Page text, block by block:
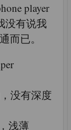
player
没有说我
而已。
没有深度
浅薄